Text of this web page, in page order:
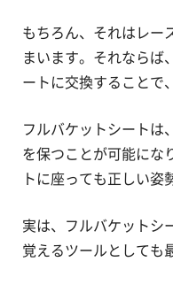
もちろん、それはレー
まいます。それならば
ートに交換することで
フルバケットシートは
を保つことが可能にな
トに座っても正しい姿
実は、フルバケットシ
覚えるツールとしても